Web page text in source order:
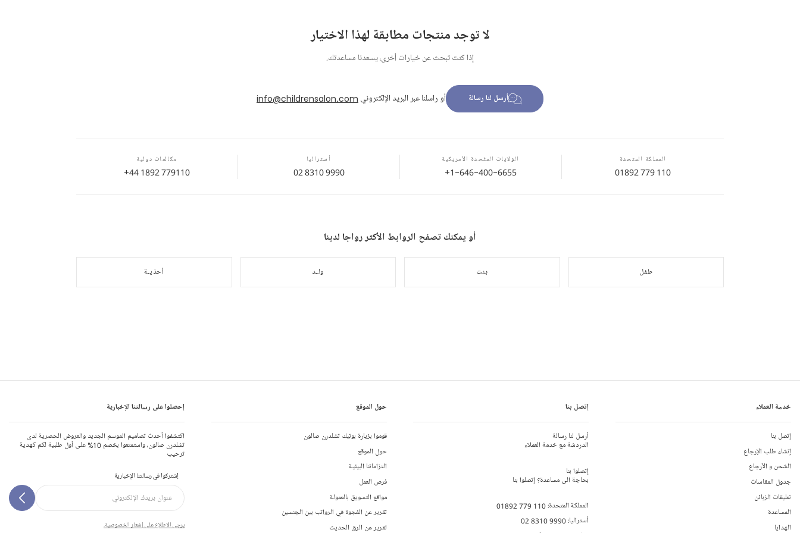
لا توجد منتجات مطابقة لهذا الاختيار
إذا كنت تبحث عن خيارات أخرى، يسعدنا مساعدتك.
أرسل لنا رسالة أو راسلنا عبر البريد الإلكتروني info@childrensalon.com
المملكة المتحدة
01892 779 110
الولايات المتّحدة الأمريكية
+1-646-400-6655
أستراليا
02 8310 9990
مكالمات دولية
+44 1892 779110
أو يمكنك تصفح الروابط الأكثر رواجا لدينا
طفل بنت ولـد أحذيـة
خدمة العملاء
إتصل بنا
إنشاء طلب الإرجاع
الشحن و الأرجاع
جدول المقاسات
تعليقات الزبائن
المساعدة
الهدايا
إتصل بنا
أرسل لنا رسالة
الدردشة مع خدمة العملاء
إتصلوا بنا
بحاجة الى مساعدة؟ إتصلوا بنا
المملكة المتحدة:01892 779 110
أستراليا:02 8310 9990
حول الموقع
قوموا بزيارة بوتيك تشلدرن صالون
حول الموقع
التزاماتنا البيئية
فرص العمل
مواقع التسويق بالعمولة
تقرير عن الفجوة في الرواتب بين الجنسين
تقرير عن الرق الحديث
إحصلوا على رسالتنا الإخبارية
اكتشفوا أحدث تصاميم الموسم الجديد والعروض الحصرية لدى
تشلدرن صالون، واستمتعوا بخصم 10% على أول طلبية لكم كهدية
ترحيب
إشتركوا في رسالتنا الإخبارية
يرجى الاطلاع على إشعار الخصوصية.